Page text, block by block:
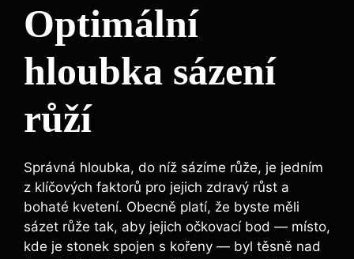
Optimální
hloubka ​sázení⁣
růží
Správná ‌hloubka, do níž sázíme ‍růže, je jedním
z klíčových faktorů pro​ jejich zdravý růst a
bohaté​ kvetení. Obecně platí, že‌ byste měli
sázet růže​ tak, aby⁤ jejich‍ očkovací bod — ​místo,
kde je stonek spojen‌ s‌ kořeny ‌— byl těsně nad